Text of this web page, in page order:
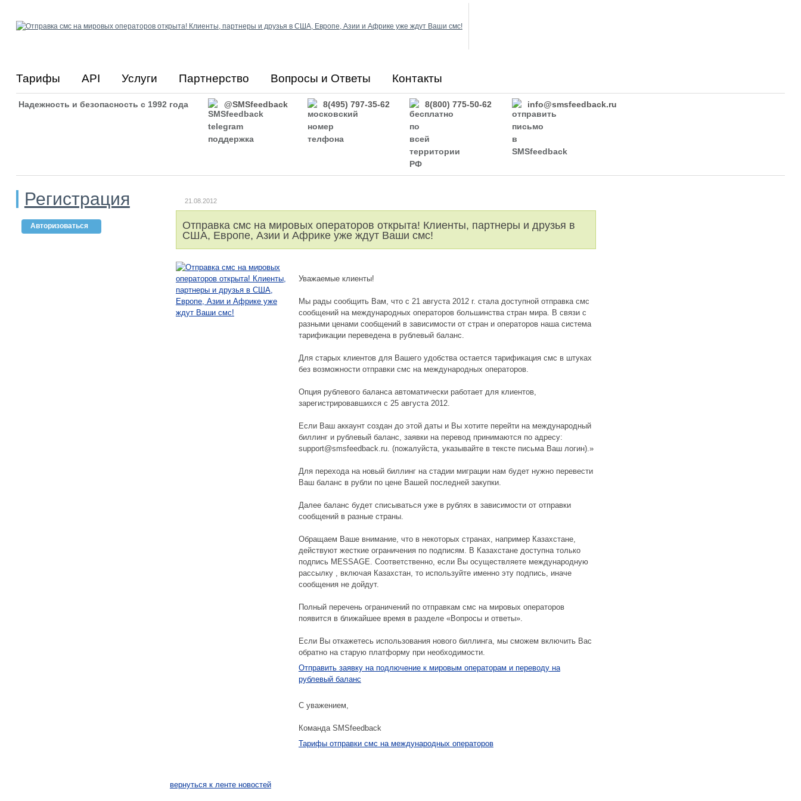
Тарифы API Услуги Партнерство Вопросы и Ответы Контакты
Надежность и безопасность с 1992 года @SMSfeedback 8(495) 797-35-62 8(800) 775-50-62 info@smsfeedback.ru
21.08.2012
Отправка смс на мировых операторов открыта! Клиенты, партнеры и друзья в
США, Европе, Азии и Африке уже ждут Ваши смс!
Уважаемые клиенты!
Мы рады сообщить Вам, что с 21 августа 2012 г. стала доступной отправка смс
сообщений на международных операторов большинства стран мира. В связи с
разными ценами сообщений в зависимости от стран и операторов наша система
тарификации переведена в рублевый баланс.
Для старых клиентов для Вашего удобства остается тарификация смс в штуках
без возможности отправки смс на международных операторов.
Опция рублевого баланса автоматически работает для клиентов,
зарегистрировавшихся с 25 августа 2012.
Если Ваш аккаунт создан до этой даты и Вы хотите перейти на международный
биллинг и рублевый баланс, заявки на перевод принимаются по адресу:
support@smsfeedback.ru. (пожалуйста, указывайте в тексте письма Ваш логин).»
Для перехода на новый биллинг на стадии миграции нам будет нужно перевести
Ваш баланс в рубли по цене Вашей последней закупки.
Далее баланс будет списываться уже в рублях в зависимости от отправки
сообщений в разные страны.
Обращаем Ваше внимание, что в некоторых странах, например Казахстане,
действуют жесткие ограничения по подписям. В Казахстане доступна только
подпись MESSAGE. Соответственно, если Вы осуществляете международную
рассылку , включая Казахстан, то используйте именно эту подпись, иначе
сообщения не дойдут.
Полный перечень ограничений по отправкам смс на мировых операторов
появится в ближайшее время в разделе «Вопросы и ответы».
Если Вы откажетесь использования нового биллинга, мы сможем включить Вас
обратно на старую платформу при необходимости.
Отправить заявку на подлючение к мировым операторам и переводу на
рублевый баланс
С уважением,
Команда SMSfeedback
Тарифы отправки смс на международных операторов
вернуться к ленте новостей
Регистрация
Авторизоваться